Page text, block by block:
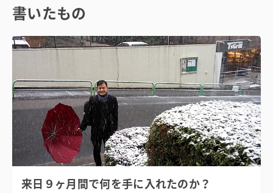
書いたもの
来日９ヶ月間で何を手に入れたのか？